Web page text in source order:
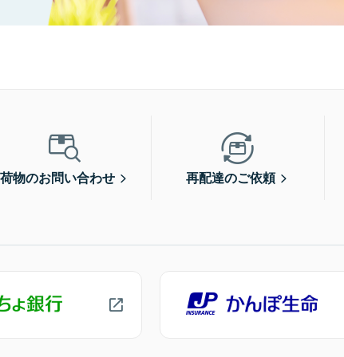
荷物のお問い合わせ 再配達のご依頼